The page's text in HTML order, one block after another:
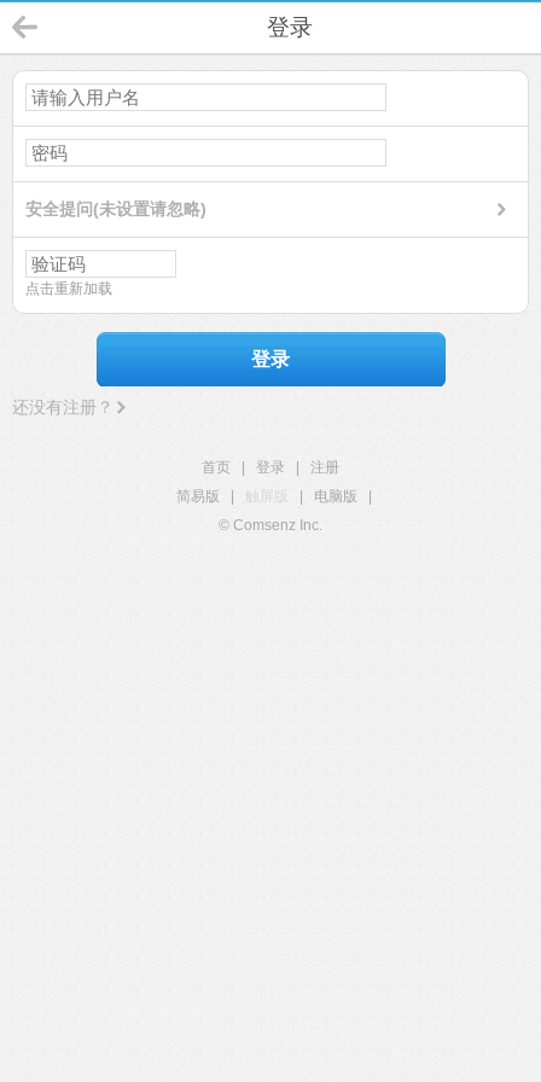
登录
安全提问(未设置请忽略)
点击重新加载
登录
还没有注册？
首页 登录
注册
简易版
触屏版 电脑版
© Comsenz Inc.